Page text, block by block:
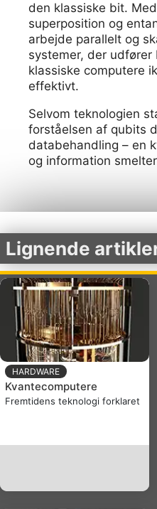
den klassiske bit.
superposition og
arbejde parallelt og
systemer, der udfører
klassiske computere
effektivt.
Selvom teknologien
forståelsen af qubits
databehandling – en
og information
Lignende
HARDWARE
Kvantecomputere
Fremtidens teknologi forklaret